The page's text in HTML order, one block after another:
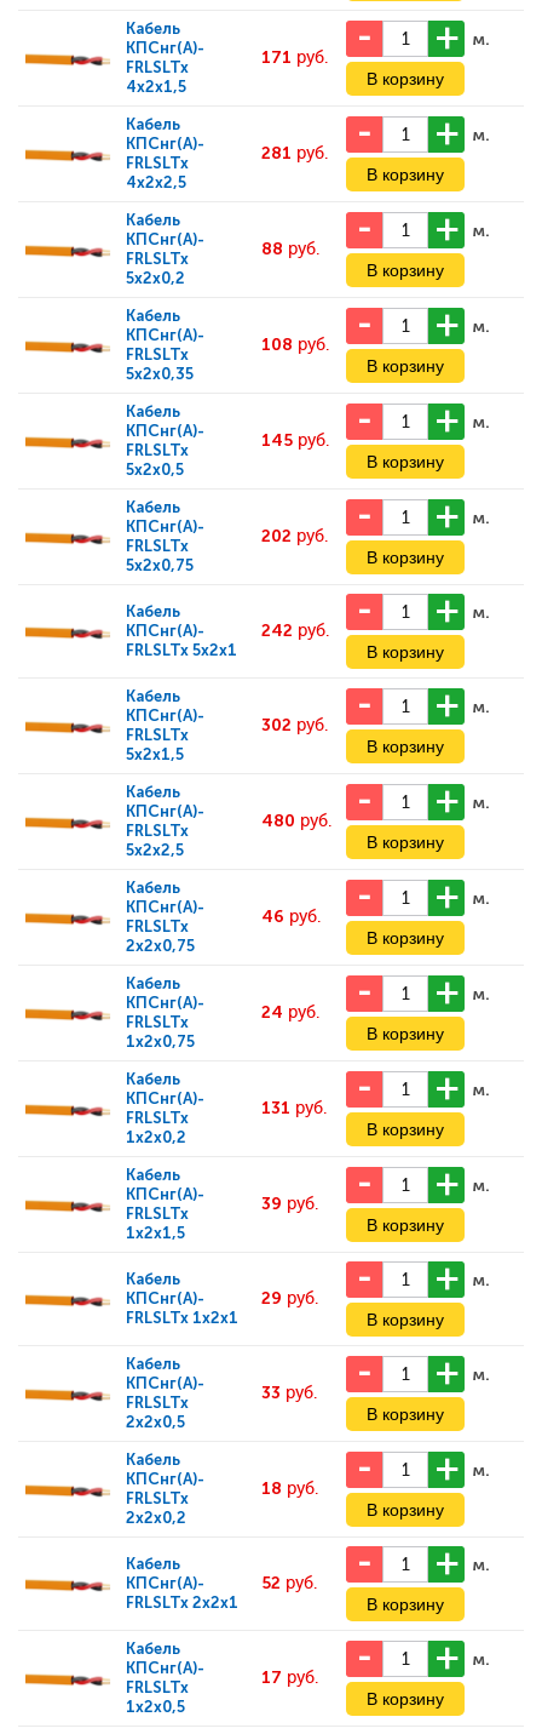
Кабель
КПСнг(А)-
FRLSLTx
4x2x1,5
171 руб.
м.
Кабель
КПСнг(А)-
FRLSLTx
4x2x2,5
281 руб.
м.
Кабель
КПСнг(А)-
FRLSLTx
5x2x0,2
88 руб.
м.
Кабель
КПСнг(А)-
FRLSLTx
5x2x0,35
108 руб.
м.
Кабель
КПСнг(А)-
FRLSLTx
5x2x0,5
145 руб.
м.
Кабель
КПСнг(А)-
FRLSLTx
5x2x0,75
202 руб.
м.
Кабель
КПСнг(А)-
FRLSLTx 5x2x1
242 руб.
м.
Кабель
КПСнг(А)-
FRLSLTx
5x2x1,5
302 руб.
м.
Кабель
КПСнг(А)-
FRLSLTx
5x2x2,5
480 руб.
м.
Кабель
КПСнг(А)-
FRLSLTx
2x2x0,75
46 руб.
м.
Кабель
КПСнг(А)-
FRLSLTx
1x2x0,75
24 руб.
м.
Кабель
КПСнг(А)-
FRLSLTx
1x2x0,2
131 руб.
м.
Кабель
КПСнг(А)-
FRLSLTx
1x2x1,5
39 руб.
м.
Кабель
КПСнг(А)-
FRLSLTx 1x2x1
29 руб.
м.
Кабель
КПСнг(А)-
FRLSLTx
2x2x0,5
33 руб.
м.
Кабель
КПСнг(А)-
FRLSLTx
2x2x0,2
18 руб.
м.
Кабель
КПСнг(А)-
FRLSLTx 2x2x1
52 руб.
м.
Кабель
КПСнг(А)-
FRLSLTx
1x2x0,5
17 руб.
м.